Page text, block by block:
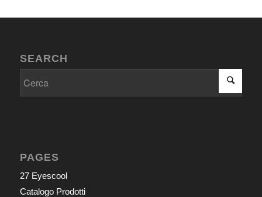
SEARCH
PAGES
27 Eyescool
Catalogo Prodotti